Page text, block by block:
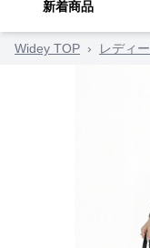
新着商品
Widey TOP › レディ